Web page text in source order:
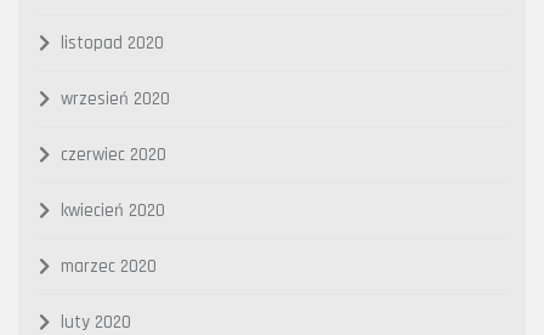
listopad 2020
wrzesień 2020
czerwiec 2020
kwiecień 2020
marzec 2020
luty 2020